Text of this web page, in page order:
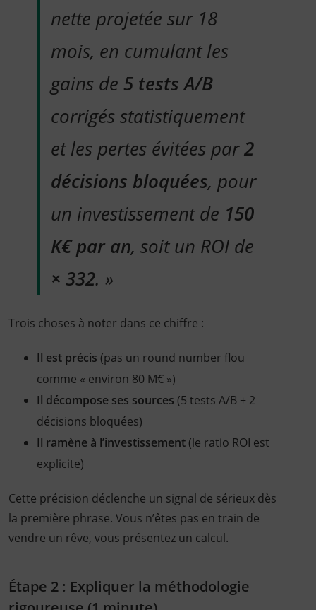
nette projetée sur 18
mois, en cumulant les
gains de 5 tests A/B
corrigés statistiquement
et les pertes évitées par2
décisions bloquées, pour
un investissement de 150
K€ par an, soit un ROI de
× 332. »
Trois choses à noter dans ce chiffre :
Il est précis (pas un round number flou
comme « environ 80 M€ »)
Il décompose ses sources (5 tests A/B + 2
décisions bloquées)
Il ramène à l’investissement (le ratio ROI est
explicite)
Cette précision déclenche un signal de sérieux dès
la première phrase. Vous n’êtes pas en train de
vendre un rêve, vous présentez un calcul.
Étape 2 : Expliquer la méthodologie